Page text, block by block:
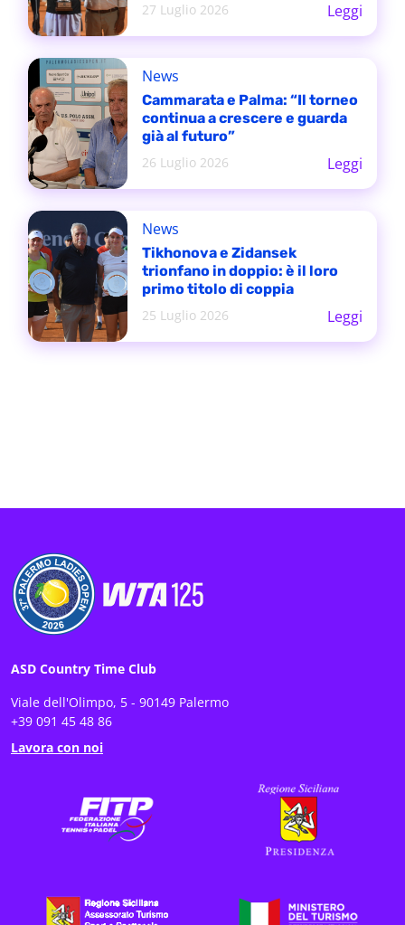
27 Luglio 2026
Leggi
News
Cammarata e Palma: “Il torneo
continua a crescere e guarda
già al futuro”
26 Luglio 2026
Leggi
News
Tikhonova e Zidansek
trionfano in doppio: è il loro
primo titolo di coppia
25 Luglio 2026
Leggi
ASD Country Time Club
Viale dell'Olimpo, 5 - 90149 Palermo
+39 091 45 48 86
Lavora con noi